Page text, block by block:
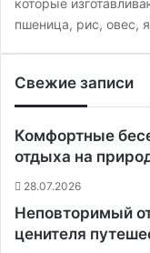
которые
пшеница, рис, овес,
Свежие записи
Комфортные
отдыха на
28.07.2026
Неповторимый
ценителя